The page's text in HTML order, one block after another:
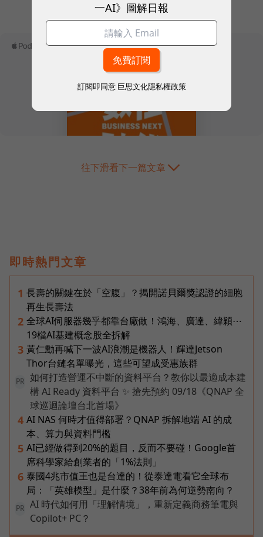
本網站內容未經允許，不得轉載。
往下滑看下一篇文章
即時熱門文章
1 長壽的關鍵在於「空腹」？揭開諾貝爾獎認證的細胞
再生長壽法
2 全球AI伺服器幾乎都靠台廠做！鴻海、廣達、緯穎⋯
19檔AI基建概念股全拆解
3 黃仁勳再喊下一波AI浪潮是機器人！輝達Jetson
Thor台鏈名單曝光，這些可望成受惠族群
PR
如何打造營運不中斷的資料平台？教你以最適成本建
構 AI Ready 資料平台 ✨ 搶先預約 09/18《QNAP 全
球巡迴論壇台北首場》
4 AI NAS 何時才值得部署？QNAP 拆解地端 AI 的成
本、算力與資料門檻
5 AI已經做得到20%的題目，反而不要碰！Google首
席科學家給創業者的「1%法則」
6 泰國4兆市值王也是台達的！從泰達電看它全球布
局：「英雄模型」是什麼？38年前為何逆勢南向？
PR
AI 時代如何用「理解情境」，重新定義商務筆電與
Copilot+ PC？
一AI》圖解日報
訂閱即同意 巨思文化隱私權政策